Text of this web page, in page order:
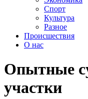
Спорт
Культура
Разное
Происшествия
О нас
Опытные
участки